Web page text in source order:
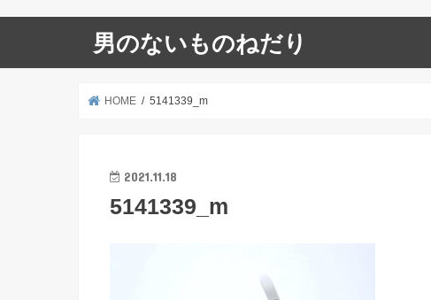
男のないものねだり
HOME 5141339_m
2021.11.18
5141339_m